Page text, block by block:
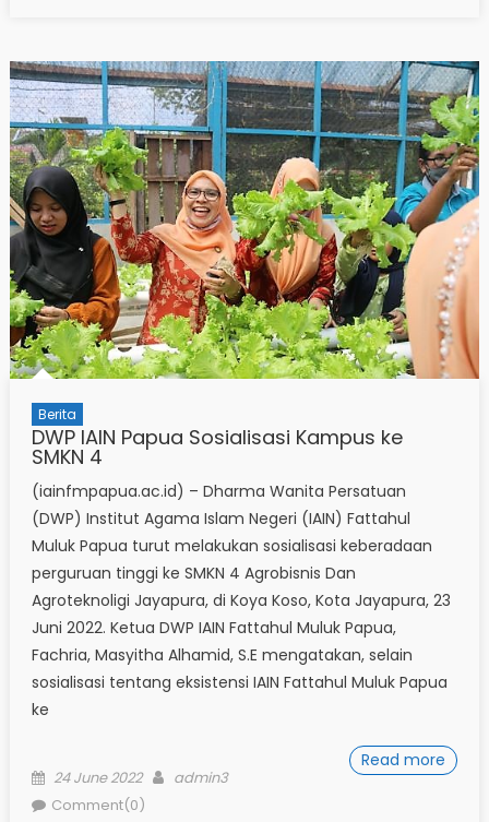
Berita
DWP IAIN Papua Sosialisasi Kampus ke
SMKN 4
(iainfmpapua.ac.id) – Dharma Wanita Persatuan
(DWP) Institut Agama Islam Negeri (IAIN) Fattahul
Muluk Papua turut melakukan sosialisasi keberadaan
perguruan tinggi ke SMKN 4 Agrobisnis Dan
Agroteknoligi Jayapura, di Koya Koso, Kota Jayapura, 23
Juni 2022. Ketua DWP IAIN Fattahul Muluk Papua,
Fachria, Masyitha Alhamid, S.E mengatakan, selain
sosialisasi tentang eksistensi IAIN Fattahul Muluk Papua
ke
Read more
Posted
on
24 June 2022 Author
admin3
Comment(0)